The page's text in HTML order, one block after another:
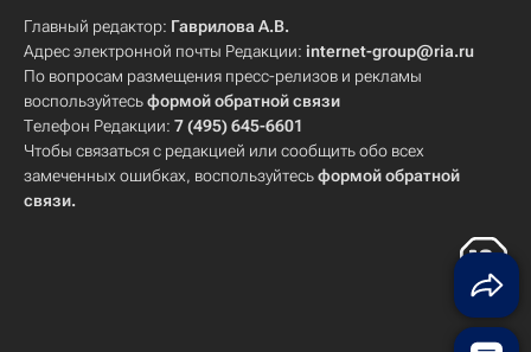
Главный редактор: Гаврилова А.В.
Адрес электронной почты Редакции: internet-group@ria.ru
По вопросам размещения пресс-релизов и рекламы
воспользуйтесьформой обратной связи
Телефон Редакции: 7 (495) 645-6601
Чтобы связаться с редакцией или сообщить обо всех
замеченных ошибках, воспользуйтесьформой обратной
связи.